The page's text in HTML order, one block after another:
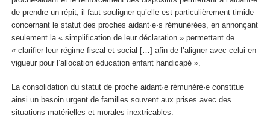
de prendre un répit, il faut souligner qu’elle est particulièrement timide
concernant le statut des proches aidant·e·s rémunérées, en annonçant
seulement la « simplification de leur déclaration » permettant de
« clarifier leur régime fiscal et social […] afin de l’aligner avec celui en
vigueur pour l’allocation éducation enfant handicapé ».
La consolidation du statut de proche aidant·e rémunéré·e constitue
ainsi un besoin urgent de familles souvent aux prises avec des
situations matérielles et morales inextricables.